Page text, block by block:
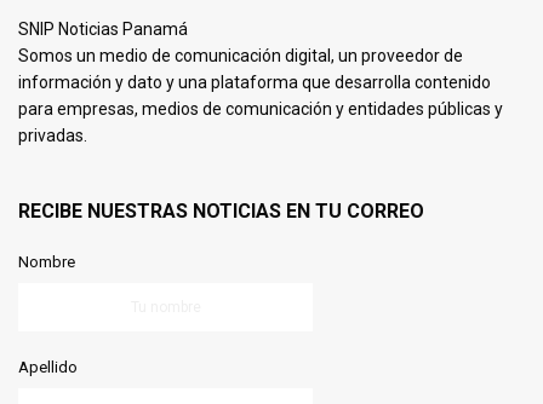
SNIP Noticias Panamá
Somos un medio de comunicación digital, un proveedor de
información y dato y una plataforma que desarrolla contenido
para empresas, medios de comunicación y entidades públicas y
privadas.
RECIBE NUESTRAS NOTICIAS EN TU CORREO
Nombre
Apellido